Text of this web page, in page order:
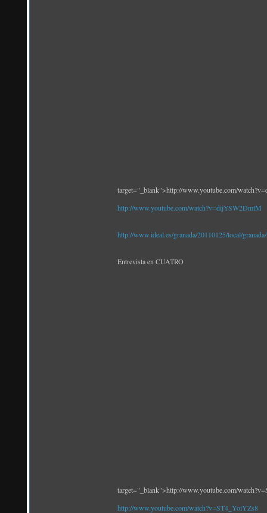
target="_blank">http://www.youtube.com/
http://www.youtube.com/watch?v=dijYSW2DmtM
http://www.ideal.es/granada/20110125/local/
Entrevista en CUATRO
target="_blank">http://www.youtube.com/
http://www.youtube.com/watch?v=ST4_YoiYZs8